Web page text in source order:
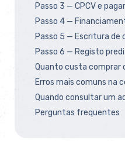
Passo 3 — CPCV e
Passo 4 —
Passo 5 — Escritura de
Passo 6 — Registo
Quanto custa comprar
Erros mais comuns na
Quando consultar um
Perguntas frequentes